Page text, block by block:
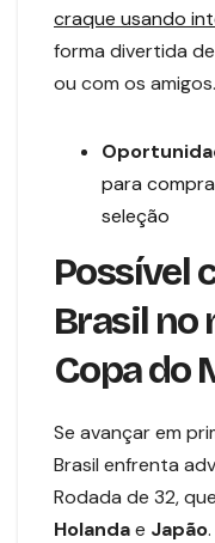
craque usando
forma divertida
ou com os amigos.
para
seleção
Possível
Brasil no
Copa do
Se avançar em
Brasil enfrenta
Rodada de 32,
Holandae Japão.